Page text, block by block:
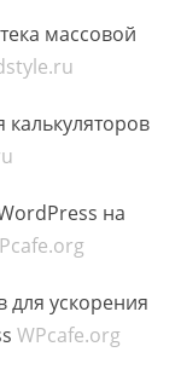
массовой
калькуляторов
на
для ускорения
WPcafe.org